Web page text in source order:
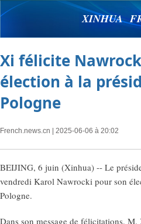
XINHUA
Xi félicite
élection à la
Pologne
French.news.cn | 2025-06-06 à 20:02
BEIJING, 6 juin (Xinhua) -- Le
vendredi Karol Nawrocki pour son
Pologne.
Dans son message de félicitations,